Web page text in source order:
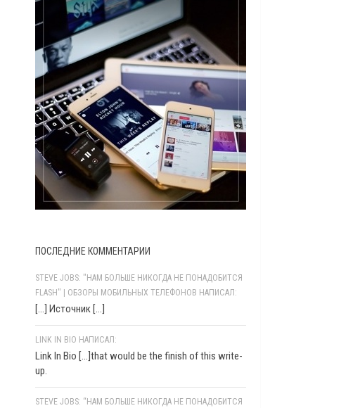
ПОСЛЕДНИЕ КОММЕНТАРИИ
STEVE JOBS: "НАМ БОЛЬШЕ НИКОГДА НЕ ПОНАДОБИТСЯ
FLASH" | ОБЗОРЫ МОБИЛЬНЫХ ТЕЛЕФОНОВ НАПИСАЛ:
[…] Источник […]
LINK IN BIO НАПИСАЛ:
Link In Bio [...]that would be the finish of this write-
up.
STEVE JOBS: “НАМ БОЛЬШЕ НИКОГДА НЕ ПОНАДОБИТСЯ